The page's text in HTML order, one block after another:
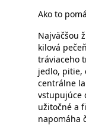
Ako to
Najväčšou
kilová
tráviaceho
jedlo, pitie,
centrálne
vstupujúce
užitočné a
napomáha